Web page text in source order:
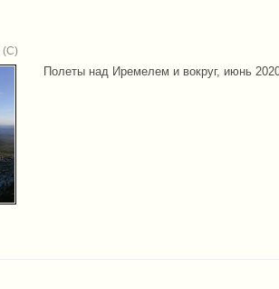
Полеты над Иремелем и вокруг, июнь